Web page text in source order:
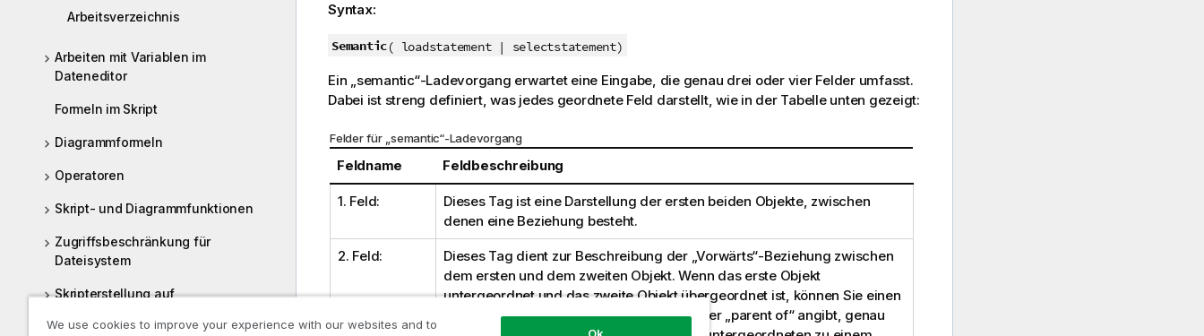
Arbeitsverzeichnis
Arbeiten mit Variablen im
Dateneditor
Formeln im Skript
Diagrammformeln
Operatoren
Skript- und Diagrammfunktionen
Zugriffsbeschränkung für
Dateisystem
Skripterstellung auf
Syntax:
Semantic( loadstatement | selectstatement)
Ein „semantic“-Ladevorgang erwartet eine Eingabe, die genau drei oder vier Felder umfasst.
Dabei ist streng definiert, was jedes geordnete Feld darstellt, wie in der Tabelle unten gezeigt:
Felder für „semantic“-Ladevorgang
Feldname Feldbeschreibung
1. Feld:
Dieses Tag ist eine Darstellung der ersten beiden Objekte, zwischen
denen eine Beziehung besteht.
2. Feld:
Dieses Tag dient zur Beschreibung der „Vorwärts“-Beziehung zwischen
dem ersten und dem zweiten Objekt. Wenn das erste Objekt
untergeordnet und das zweite Objekt übergeordnet ist, können Sie einen
Beziehungs-Tab erstellen, der „parent“ oder „parent of“ angibt, genau
We use cookies to improve your experience with our websites and to